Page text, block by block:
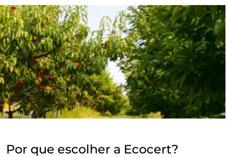
OS NOSSOS SECTORES DE ACTIVIDADE
Agro-alimentar
Cosméticos
Têxteis
Florestas
Produtos para cuidados do lar
Materiais duradouros
Por que escolher a Ecocert?